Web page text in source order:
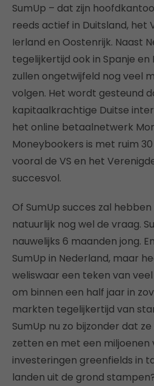
SumUp – dat zijn
reeds actief in Duitsland, het
Ierland en Oostenrijk. Naast
tegelijkertijd ook in Spanje en
zullen ongetwijfeld nog veel
volgen. Het wordt gesteund
kapitaalkrachtige Duitse
het online betaalnetwerk
Moneybookers is met ruim
vooral de VS en het
succesvol.
Of SumUp succes zal hebben
natuurlijk nog wel de vraag.
nauwelijks 6 maanden jong.
SumUp in Nederland, maar
weliswaar een teken van
om binnen een half jaar in
markten tegelijkertijd van
SumUp nu zo bijzonder dat
zetten en met een miljoenen
investeringen greenfields in
landen uit de grond